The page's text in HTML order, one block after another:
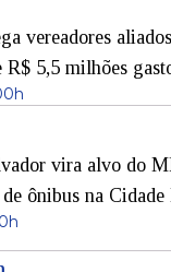
vereadores
R$ 5,5 milhões
vira alvo do
ônibus na